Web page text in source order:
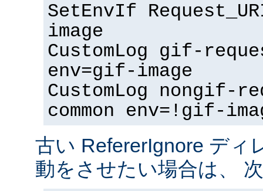
SetEnvIf
image
CustomLog gif-
env=gif-image
CustomLog nongif-
common env=!gif-
古い RefererIgnore ディ
動をさせたい場合は、